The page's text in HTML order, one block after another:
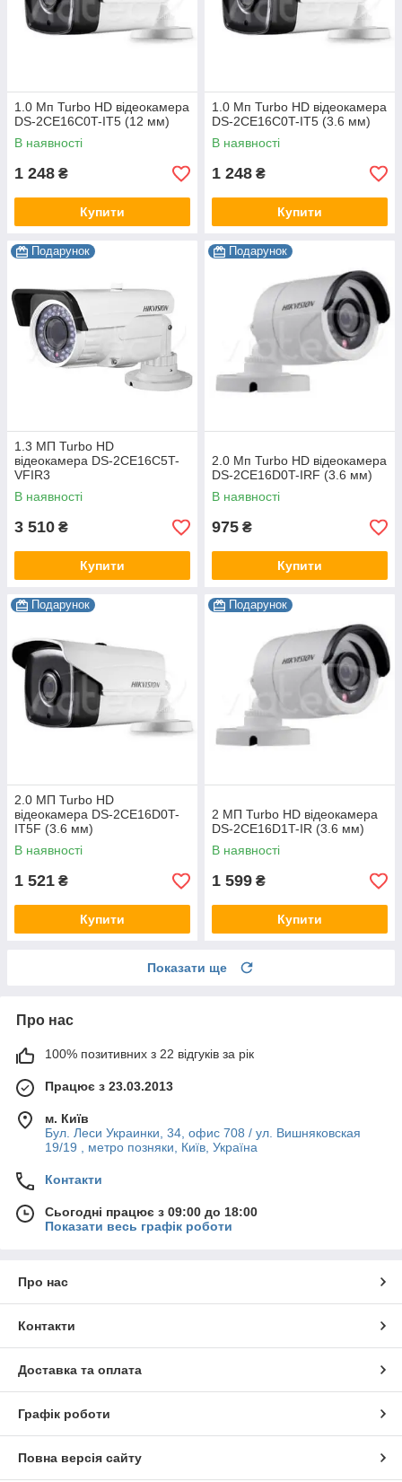
1.0 Мп Turbo HD відеокамера
DS-2CE16C0T-IT5 (12 мм)
В наявності
1 248 ₴
Купити
1.0 Мп Turbo HD відеокамера
DS-2CE16C0T-IT5 (3.6 мм)
В наявності
1 248 ₴
Купити
Подарунок
1.3 МП Turbo HD
відеокамера DS-2CE16C5T-
VFIR3
В наявності
3 510 ₴
Купити
Подарунок
2.0 Мп Turbo HD відеокамера
DS-2CE16D0T-IRF (3.6 мм)
В наявності
975 ₴
Купити
Подарунок
2.0 МП Turbo HD
відеокамера DS-2CE16D0T-
IT5F (3.6 мм)
В наявності
1 521 ₴
Купити
Подарунок
2 МП Turbo HD відеокамера
DS-2CE16D1T-IR (3.6 мм)
В наявності
1 599 ₴
Купити
Показати ще
Про нас
100% позитивних з 22 відгуків за рік
Працює з 23.03.2013
м. Київ
Бул. Леси Украинки, 34, офис 708 / ул. Вишняковская
19/19 , метро позняки, Київ, Україна
Контакти
Сьогодні працює з 09:00 до 18:00
Показати весь графік роботи
Про нас
Контакти
Доставка та оплата
Графік роботи
Повна версія сайту